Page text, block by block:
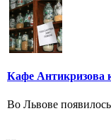
Кафе Антикризова
Во Львове